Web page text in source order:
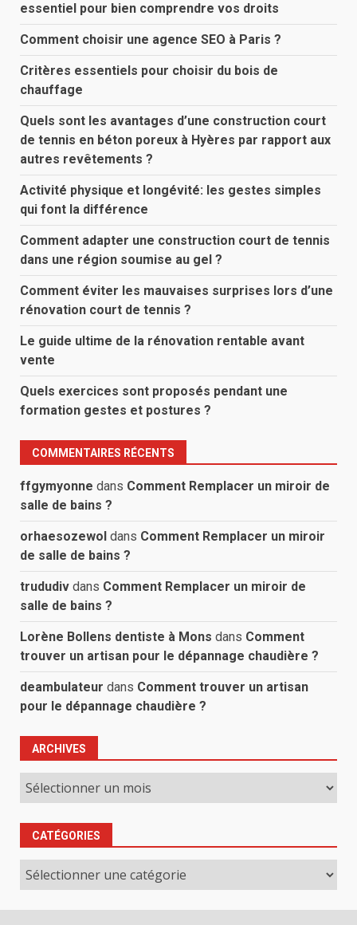
essentiel pour bien comprendre vos droits
Comment choisir une agence SEO à Paris ?
Critères essentiels pour choisir du bois de
chauffage
Quels sont les avantages d’une construction court
de tennis en béton poreux à Hyères par rapport aux
autres revêtements ?
Activité physique et longévité: les gestes simples
qui font la différence
Comment adapter une construction court de tennis
dans une région soumise au gel ?
Comment éviter les mauvaises surprises lors d’une
rénovation court de tennis ?
Le guide ultime de la rénovation rentable avant
vente
Quels exercices sont proposés pendant une
formation gestes et postures ?
COMMENTAIRES RÉCENTS
ffgymyonne dans Comment Remplacer un miroir de
salle de bains ?
orhaesozewol dans Comment Remplacer un miroir
de salle de bains ?
trududiv dans Comment Remplacer un miroir de
salle de bains ?
Lorène Bollens dentiste à Mons dans Comment
trouver un artisan pour le dépannage chaudière ?
deambulateur dans Comment trouver un artisan
pour le dépannage chaudière ?
ARCHIVES
Archives
CATÉGORIES
Catégories